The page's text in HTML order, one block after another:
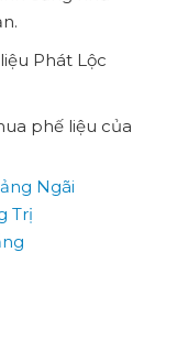
Phát Lộc
phế liệu của
Ngãi
Trị